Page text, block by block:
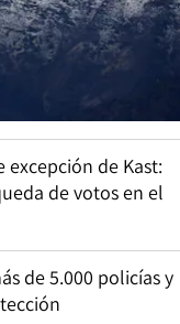
de Kast:
de votos en el
de 5.000 policías y